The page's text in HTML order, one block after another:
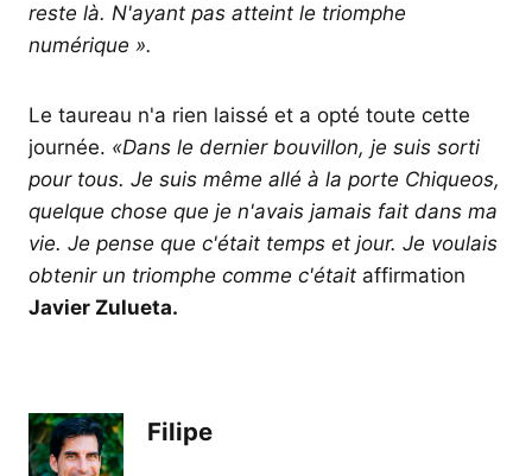
reste là. N'ayant pas atteint le triomphe
numérique ».
Le taureau n'a rien laissé et a opté toute cette
journée. «Dans le dernier bouvillon, je suis sorti
pour tous. Je suis même allé à la porte Chiqueos,
quelque chose que je n'avais jamais fait dans ma
vie. Je pense que c'était temps et jour. Je voulais
obtenir un triomphe comme c'était affirmation
Javier Zulueta.
Filipe